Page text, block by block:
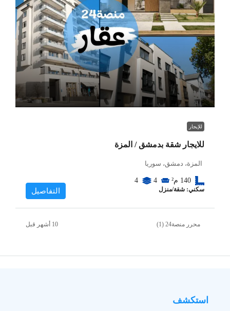
للإيجار
للايجار شقة بدمشق / المزة
المزة، دمشق، سوريا
140 م² 4
4
سكني: شقة/منزل التفاصيل
محرر منصة24 (1)
استكشف